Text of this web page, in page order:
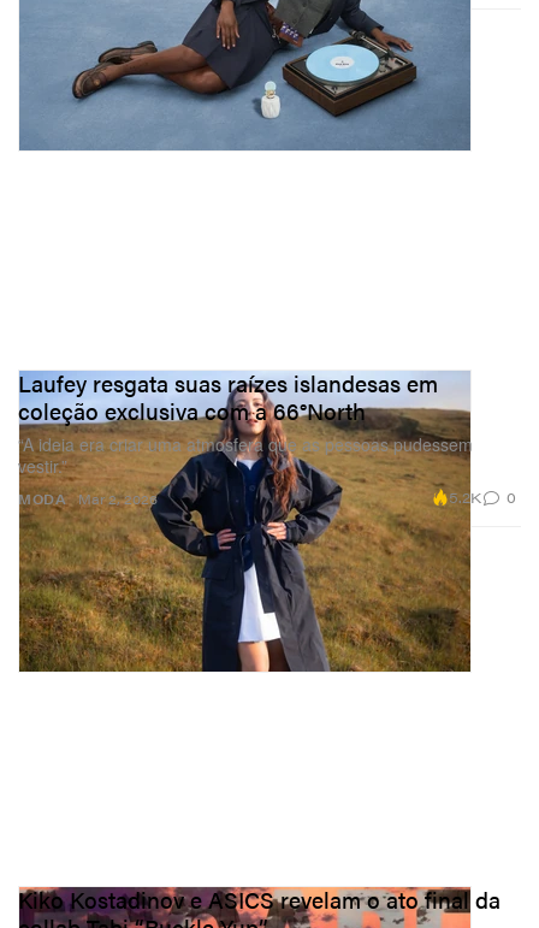
MODA
Laufey resgata suas raízes islandesas em
coleção exclusiva com a 66°North
“A ideia era criar uma atmosfera que as pessoas pudessem
vestir.”
Mar 2, 2026 5.2K 0
Kiko Kostadinov e ASICS revelam o ato final da